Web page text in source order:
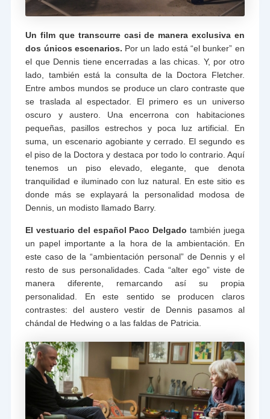
Un film que transcurre casi de manera exclusiva en
dos únicos escenarios. Por un lado está “el bunker” en
el que Dennis tiene encerradas a las chicas. Y, por otro
lado, también está la consulta de la Doctora Fletcher.
Entre ambos mundos se produce un claro contraste que
se traslada al espectador. El primero es un universo
oscuro y austero. Una encerrona con habitaciones
pequeñas, pasillos estrechos y poca luz artificial. En
suma, un escenario agobiante y cerrado. El segundo es
el piso de la Doctora y destaca por todo lo contrario. Aquí
tenemos un piso elevado, elegante, que denota
tranquilidad e iluminado con luz natural. En este sitio es
donde más se explayará la personalidad modosa de
Dennis, un modisto llamado Barry.
El vestuario del español Paco Delgado también juega
un papel importante a la hora de la ambientación. En
este caso de la “ambientación personal” de Dennis y el
resto de sus personalidades. Cada “alter ego” viste de
manera diferente, remarcando así su propia
personalidad. En este sentido se producen claros
contrastes: del austero vestir de Dennis pasamos al
chándal de Hedwing o a las faldas de Patricia.